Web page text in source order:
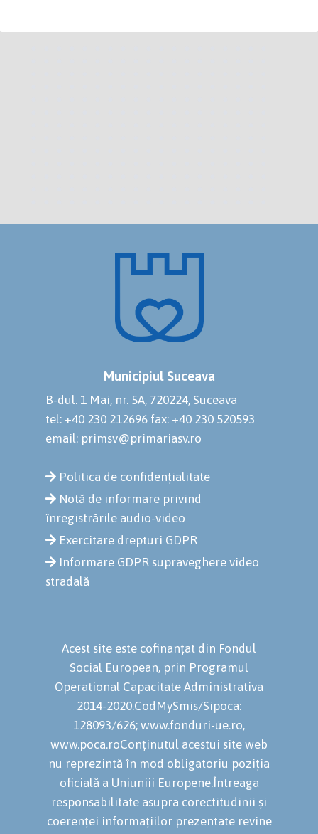
Municipiul Suceava
B-dul. 1 Mai, nr. 5A, 720224, Suceava
tel: +40 230 212696 fax: +40 230 520593
email: primsv@primariasv.ro
Politica de confidențialitate
Notă de informare privind
înregistrările audio-video
Exercitare drepturi GDPR
Informare GDPR supraveghere video
stradală
Acest site este cofinanțat din Fondul
Social European, prin Programul
Operational Capacitate Administrativa
2014-2020.CodMySmis/Sipoca:
128093/626; www.fonduri-ue.ro,
www.poca.roConținutul acestui site web
nu reprezintă în mod obligatoriu poziția
oficială a Uniuniii Europene.Întreaga
responsabilitate asupra corectitudinii și
coerenței informațiilor prezentate revine